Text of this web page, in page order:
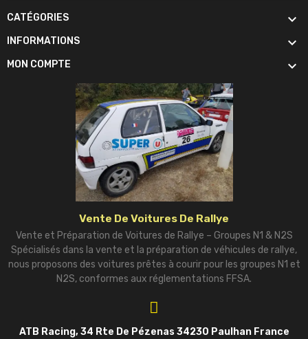
CATÉGORIES 
INFORMATIONS 
MON COMPTE 
Vente De Voitures De Rallye
Vente et Préparation de Voitures de Rallye – Groupes N1 & N2S
Spécialisés dans la vente et la préparation de véhicules de rallye,
nous proposons des voitures prêtes à courir pour les groupes N1 et
N2S, conformes aux réglementations FFSA.
ATB Racing, 34 Rte De Pézenas 34230 Paulhan France